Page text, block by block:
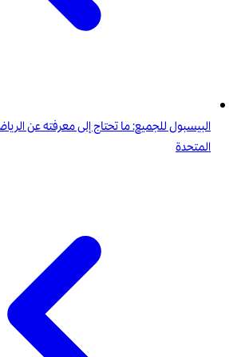
البيسبول للجميع: ما تحتاج إلى معرفته عن
المتحدة